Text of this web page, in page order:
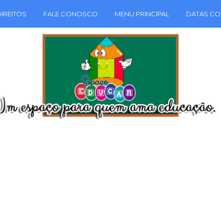
FALE CONOSCO MENU PRINCIPAL DATAS